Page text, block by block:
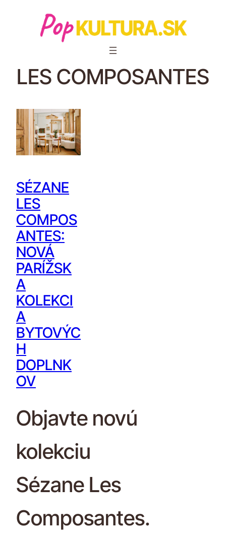
LES COMPOSANTES
SÉZANE
LES
COMPOS
ANTES:
NOVÁ
PARÍŽSK
A
KOLEKCI
A
BYTOVÝC
H
DOPLNK
OV
Objavte novú
kolekciu
Sézane Les
Composantes.